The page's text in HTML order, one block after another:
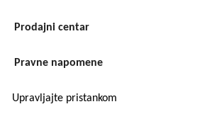
Prodajni centar
Pravne napomene
Upravljajte pristankom